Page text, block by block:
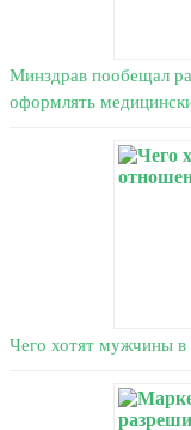
Минздрав пообещал
оформлять
Чего хотят мужчины